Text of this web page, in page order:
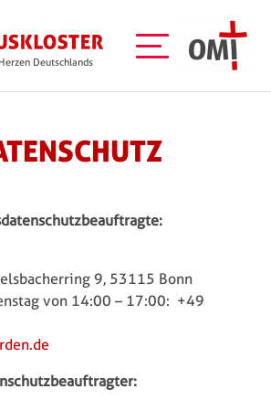
Deutschlands
9, 53115 Bonn
von 14:00 – 17:00: +49